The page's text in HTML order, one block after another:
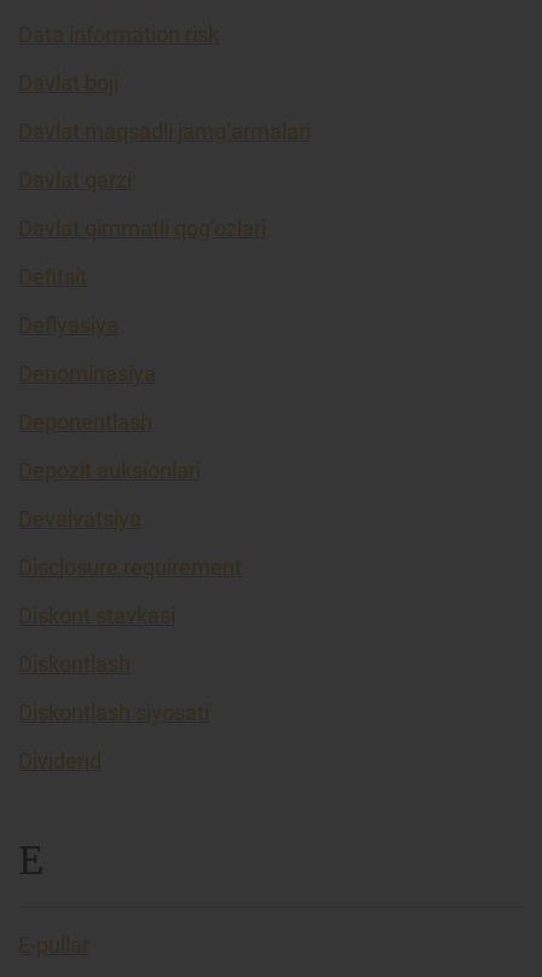
Data information risk
Davlat boji
Davlat maqsadli jamg’armalari
Davlat qarzi
Davlat qimmatli qog’ozlari
Defitsit
Deflyasiya
Denominasiya
Deponentlash
Depozit auksionlari
Devalvatsiya
Disclosure requirement
Diskont stavkasi
Diskontlash
Diskontlash siyosati
Dividend
E
E-pullar